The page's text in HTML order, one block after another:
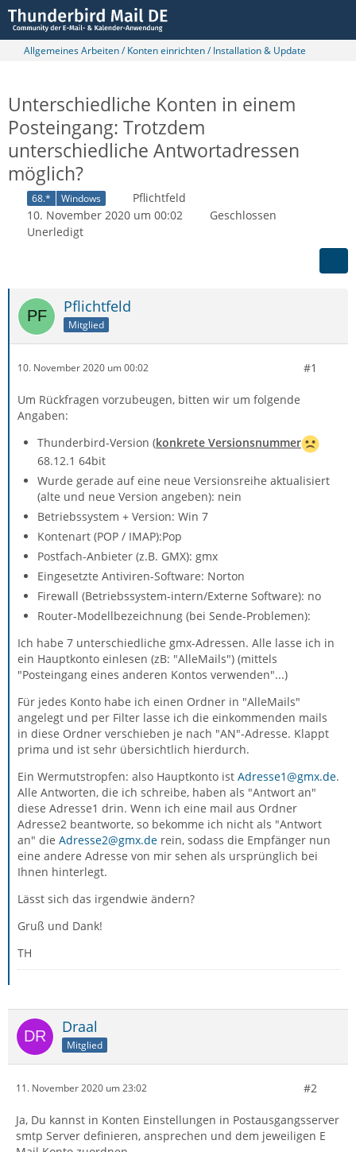
Allgemeines Arbeiten / Konten einrichten / Installation & Update
Unterschiedliche Konten in einem
Posteingang: Trotzdem
unterschiedliche Antwortadressen
möglich?
68.* Windows
Pflichtfeld
10. November 2020 um 00:02
Geschlossen
Unerledigt
Pflichtfeld
Mitglied
10. November 2020 um 00:02 #1
Um Rückfragen vorzubeugen, bitten wir um folgende
Angaben:
Thunderbird-Version (konkrete Versionsnummer
68.12.1 64bit
Wurde gerade auf eine neue Versionsreihe aktualisiert
(alte und neue Version angeben): nein
Betriebssystem + Version: Win 7
Kontenart (POP / IMAP):Pop
Postfach-Anbieter (z.B. GMX): gmx
Eingesetzte Antiviren-Software: Norton
Firewall (Betriebssystem-intern/Externe Software): no
Router-Modellbezeichnung (bei Sende-Problemen):
Ich habe 7 unterschiedliche gmx-Adressen. Alle lasse ich in
ein Hauptkonto einlesen (zB: "AlleMails") (mittels
"Posteingang eines anderen Kontos verwenden"...)
Für jedes Konto habe ich einen Ordner in "AlleMails"
angelegt und per Filter lasse ich die einkommenden mails
in diese Ordner verschieben je nach "AN"-Adresse. Klappt
prima und ist sehr übersichtlich hierdurch.
Ein Wermutstropfen: also Hauptkonto ist Adresse1@gmx.de.
Alle Antworten, die ich schreibe, haben als "Antwort an"
diese Adresse1 drin. Wenn ich eine mail aus Ordner
Adresse2 beantworte, so bekomme ich nicht als "Antwort
an" die Adresse2@gmx.de rein, sodass die Empfänger nun
eine andere Adresse von mir sehen als ursprünglich bei
Ihnen hinterlegt.
Lässt sich das irgendwie ändern?
Gruß und Dank!
TH
Draal
Mitglied
11. November 2020 um 23:02 #2
Ja, Du kannst in Konten Einstellungen in Postausgangsserver
smtp Server definieren, ansprechen und dem jeweiligen E